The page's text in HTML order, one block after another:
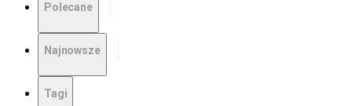
Polecane
Najnowsze
Tagi